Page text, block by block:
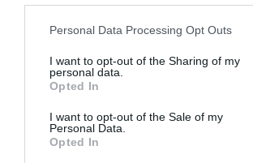
Please note that this website/app uses one
not limited to your visit or usage behaviour.
grant or deny consent to Google and its
use your data for below specified purposes
consent section.
Personal Data Processing Opt Outs
I want to opt-out of the Sharing of my
personal data.
Opted In
I want to opt-out of the Sale of my
Personal Data.
Opted In
πηγή στην Google
Ειδήσεις σήμερα
Συντάξεις Σεπτεμβρίου
αναμένεται να πληρωθούν
μισθωτοί